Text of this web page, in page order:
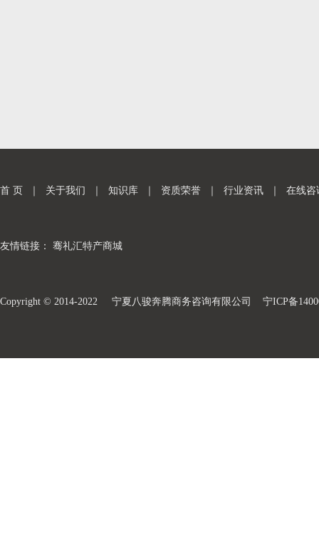
首 页 关于我们 知识库 资质荣誉 行业资讯 在线咨
友情链接： 骞礼汇特产商城
Copyright © 2014-2022 宁夏八骏奔腾商务咨询有限公司 宁ICP备